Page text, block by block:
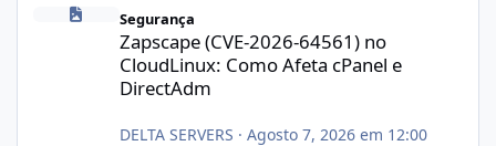
Segurança
Zapscape (CVE-2026-64561) no
CloudLinux: Como Afeta cPanel e
DirectAdm
DELTA SERVERS · Agosto 7, 2026 em 12:00